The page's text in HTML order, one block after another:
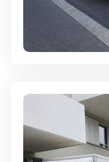
Full-Service